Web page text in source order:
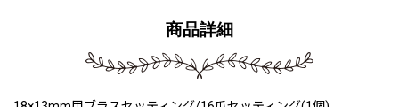
商品詳細